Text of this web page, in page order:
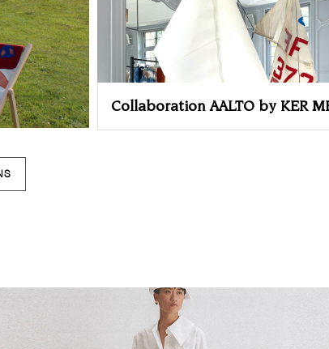
Collaboration AALTO by KER